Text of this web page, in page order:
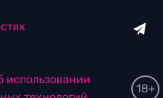
использовании
18+